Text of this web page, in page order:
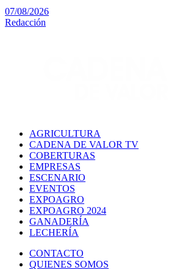
07/08/2026
Redacción
AGRICULTURA
CADENA DE VALOR TV
COBERTURAS
EMPRESAS
ESCENARIO
EVENTOS
EXPOAGRO
EXPOAGRO 2024
GANADERÍA
LECHERÍA
CONTACTO
QUIENES SOMOS